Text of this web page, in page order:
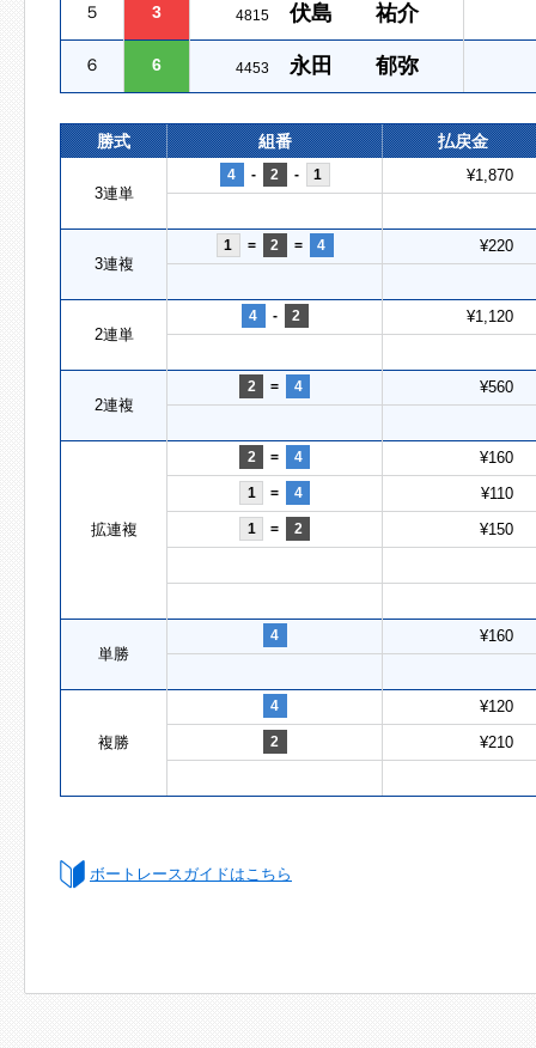
５ 3 4815 伏島 祐介
６ 6 4453 永田 郁弥
勝式 組番 払戻金
3連単
4 - 2 - 1 ¥1,870
3連複
1 = 2 = 4 ¥220
2連単
4 - 2 ¥1,120
2連複
2 = 4 ¥560
拡連複
2 = 4 ¥160
1 = 4 ¥110
1 = 2 ¥150
単勝
4 ¥160
複勝
4 ¥120
2 ¥210
ボートレースガイドはこちら